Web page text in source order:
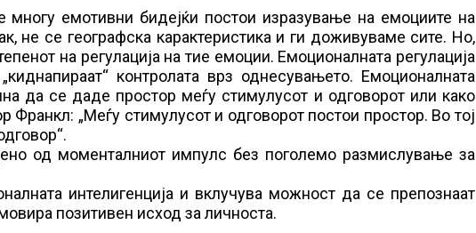
многу емотивни бидејќи постои изразување на емоциите на
не се географска карактеристика и ги доживуваме сите. Но,
на регулација на тие емоции. Емоционалната регулација
контролата врз однесувањето. Емоционалната
да се даде простор меѓу стимулусот и одговорот или како
Франкл: „Меѓу стимулусот и одговорот постои простор. Во тој
од моменталниот импулс без поголемо размислување за
интелигенција и вклучува можност да се препознаат
позитивен исход за личноста.